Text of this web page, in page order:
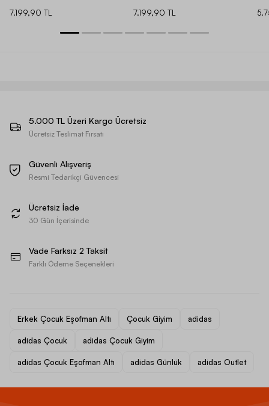
7.199,90 TL
7.199,90 TL
5.000 TL Üzeri Kargo Ücretsiz
Ücretsiz Teslimat Fırsatı
Güvenli Alışveriş
Resmi Tedarikçi Güvencesi
Ücretsiz İade
30 Gün İçerisinde
Vade Farksız 2 Taksit
Farklı Ödeme Seçenekleri
Erkek Çocuk Eşofman Altı Çocuk Giyim adidas
adidas Çocuk adidas Çocuk Giyim
adidas Çocuk Eşofman Altı adidas Günlük adidas Outlet